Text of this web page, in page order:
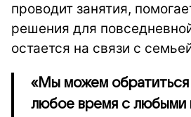
проводит занятия,
решения для
остается на связи с
«Мы можем обратиться
любое время с любыми